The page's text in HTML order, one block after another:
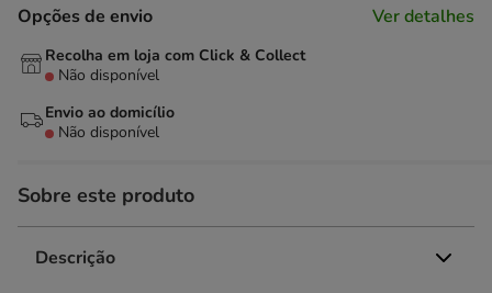
Opções de envio Ver detalhes
Recolha em loja com Click & Collect
Não disponível
Envio ao domicílio
Não disponível
Sobre este produto
Descrição